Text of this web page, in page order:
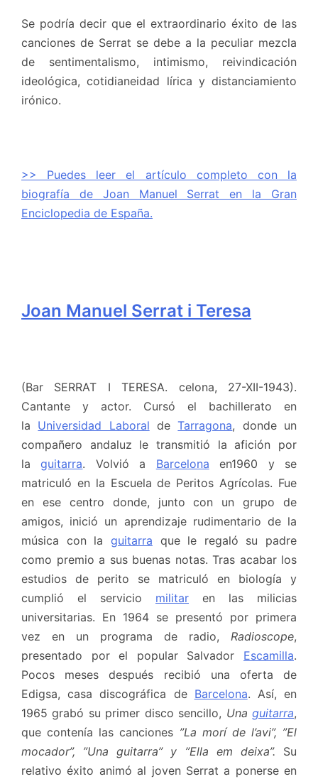
Se podría decir que el extraordinario éxito de las
canciones de Serrat se debe a la peculiar mezcla
de sentimentalismo, intimismo, reivindicación
ideológica, cotidianeidad lírica y distanciamiento
irónico.
>> Puedes leer el artículo completo con la
biografía de Joan Manuel Serrat en la Gran
Enciclopedia de España.
Joan Manuel Serrat i Teresa
(Bar SERRAT I TERESA. celona, 27-XII-1943).
Cantante y actor. Cursó el bachillerato en
la Universidad Laboral deTarragona, donde un
compañero andaluz le transmitió la afición por
laguitarra. Volvió a Barcelona en1960 y se
matriculó en la Escuela de Peritos Agrícolas. Fue
en ese centro donde, junto con un grupo de
amigos, inició un aprendizaje rudimentario de la
música con la guitarra que le regaló su padre
como premio a sus buenas notas. Tras acabar los
estudios de perito se matriculó en biología y
cumplió el servicio militar en las milicias
universitarias. En 1964 se presentó por primera
vez en un programa de radio, Radioscope,
presentado por el popular Salvador Escamilla.
Pocos meses después recibió una oferta de
Edigsa, casa discográfica de Barcelona. Así, en
1965 grabó su primer disco sencillo, Unaguitarra,
que contenía las canciones ”La morí de l’avi”, ”El
mocador”, ”Una guitarra” y ”Ella em deixa”. Su
relativo éxito animó al joven Serrat a ponerse en